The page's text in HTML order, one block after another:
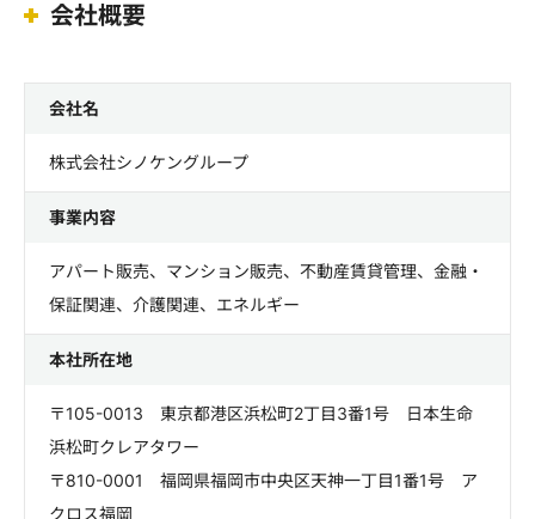
会社概要
会社名
株式会社シノケングループ
事業内容
アパート販売、マンション販売、不動産賃貸管理、金融・
保証関連、介護関連、エネルギー
本社所在地
〒105-0013 東京都港区浜松町2丁目3番1号 日本生命
浜松町クレアタワー
〒810-0001 福岡県福岡市中央区天神一丁目1番1号 ア
クロス福岡